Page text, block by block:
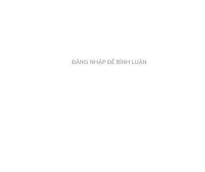
ĐĂNG NHẬP ĐỂ BÌNH LUẬN